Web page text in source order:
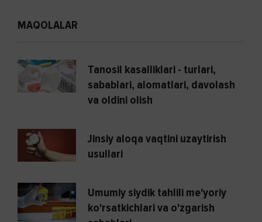
MAQOLALAR
Tanosil kasalliklari - turlari,
sabablari, alomatlari, davolash
va oldini olish
Jinsiy aloqa vaqtini uzaytirish
usullari
Umumiy siydik tahlili me'yoriy
ko'rsatkichlari va o'zgarish